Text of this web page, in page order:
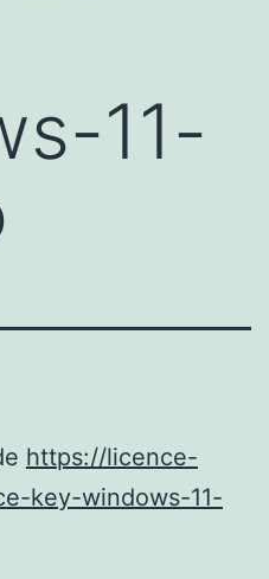
11-
https://licence-
key-windows-11-